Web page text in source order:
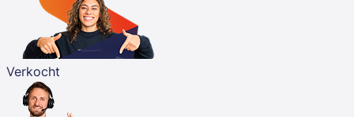
Verkocht